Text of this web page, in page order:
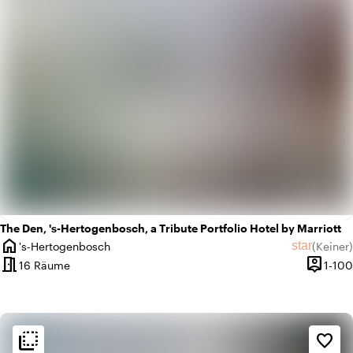
The Den, 's-Hertogenbosch, a Tribute Portfolio Hotel by Marriott
home
Ort
's-Hertogenbosch star(Keiner)
Keine
meeting_room16 Räume person_pin1-100
flip_to_back favorite_border
flip_to_back Ambiente und Ästhetik